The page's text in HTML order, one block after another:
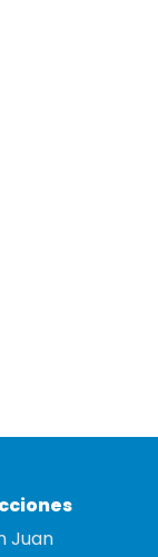
Juan